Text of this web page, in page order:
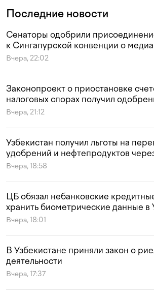
Последние новости
Сенаторы одобрили
к Сингапурской конвенции о
Вчера, 22:02
Законопроект о приостановке
налоговых спорах получил
Вчера, 21:12
Узбекистан получил льготы на
удобрений и нефтепродуктов
Вчера, 18:58
ЦБ обязал небанковские
хранить биометрические данные в
Вчера, 18:01
В Узбекистане приняли закон о
деятельности
Вчера, 17:37